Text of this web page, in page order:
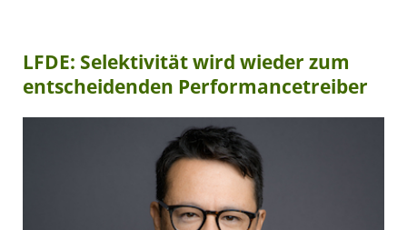
LFDE: Selektivität wird wieder zum
entscheidenden Performancetreiber